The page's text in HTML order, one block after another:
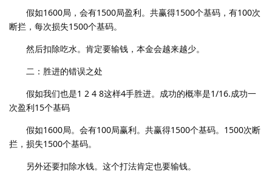
假如1600局，会有1500局盈利。共赢得1500个基码，有100次
断拦，每次损失1500个基码。
然后扣除吃水。肯定要输钱，本金会越来越少。
二：胜进的错误之处
假如我们也是1 2 4 8这样4手胜进。成功的概率是1/16.成功一
次盈利15个基码
假如1600局。会有100局赢利。共赢得1500个基码。1500次断
拦，损失1500个基码。
另外还要扣除水钱。这个打法肯定也要输钱。